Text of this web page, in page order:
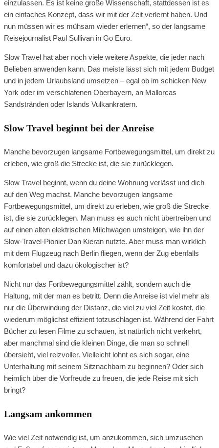
einzulassen. Es ist keine große Wissenschaft, stattdessen ist es
ein einfaches Konzept, dass wir mit der Zeit verlernt haben. Und
nun müssen wir es mühsam wieder erlernen“, so der langsame
Reisejournalist Paul Sullivan in Go Euro.
Slow Travel hat aber noch viele weitere Aspekte, die jeder nach
Belieben anwenden kann. Das meiste lässt sich mit jedem Budget
und in jedem Urlaubsland umsetzen – egal ob im schicken New
York oder im verschlafenen Oberbayern, an Mallorcas
Sandstränden oder Islands Vulkankratern.
Slow Travel beginnt bei der Anreise
Manche bevorzugen langsame Fortbewegungsmittel, um direkt zu
erleben, wie groß die Strecke ist, die sie zurücklegen.
Slow Travel beginnt, wenn du deine Wohnung verlässt und dich
auf den Weg machst. Manche bevorzugen langsame
Fortbewegungsmittel, um direkt zu erleben, wie groß die Strecke
ist, die sie zurücklegen. Man muss es auch nicht übertreiben und
auf einen alten elektrischen Milchwagen umsteigen, wie ihn der
Slow-Travel-Pionier Dan Kieran nutzte. Aber muss man wirklich
mit dem Flugzeug nach Berlin fliegen, wenn der Zug ebenfalls
komfortabel und dazu ökologischer ist?
Nicht nur das Fortbewegungsmittel zählt, sondern auch die
Haltung, mit der man es betritt. Denn die Anreise ist viel mehr als
nur die Überwindung der Distanz, die viel zu viel Zeit kostet, die
wiederum möglichst effizient totzuschlagen ist. Während der Fahrt
Bücher zu lesen Filme zu schauen, ist natürlich nicht verkehrt,
aber manchmal sind die kleinen Dinge, die man so schnell
übersieht, viel reizvoller. Vielleicht lohnt es sich sogar, eine
Unterhaltung mit seinem Sitznachbarn zu beginnen? Oder sich
heimlich über die Vorfreude zu freuen, die jede Reise mit sich
bringt?
Langsam ankommen
Wie viel Zeit notwendig ist, um anzukommen, sich umzusehen